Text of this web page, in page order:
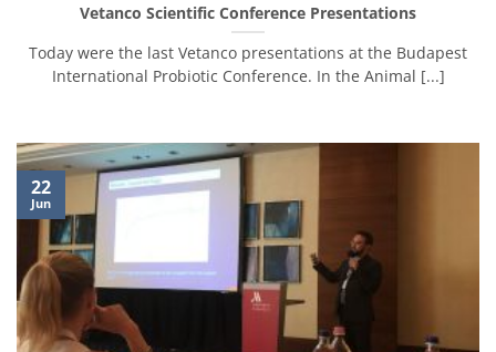
Vetanco Scientific Conference Presentations
Today were the last Vetanco presentations at the Budapest
International Probiotic Conference. In the Animal [...]
22
Jun